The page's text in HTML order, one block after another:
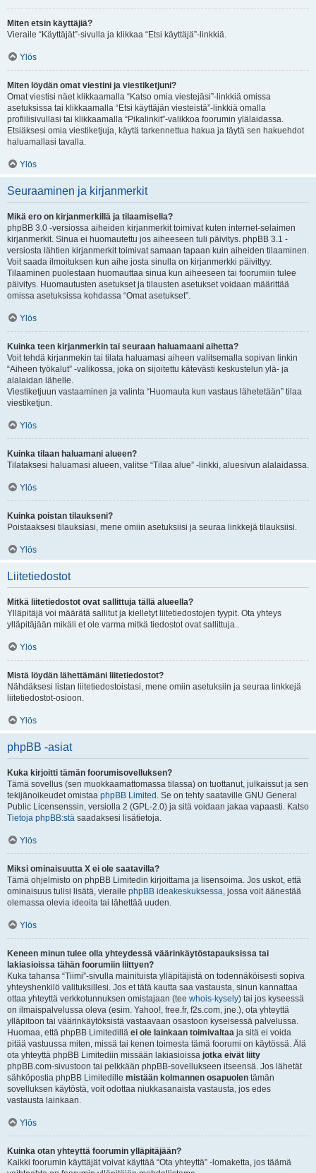
Miten etsin käyttäjiä?
Vieraile “Käyttäjät”-sivulla ja klikkaa “Etsi käyttäjä”-linkkiä.
Ylös
Miten löydän omat viestini ja viestiketjuni?
Omat viestisi näet klikkaamalla “Katso omia viestejäsi”-linkkiä omissa
asetuksissa tai klikkaamalla “Etsi käyttäjän viesteistä”-linkkiä omalla
profiilisivullasi tai klikkaamalla “Pikalinkit”-valikkoa foorumin ylälaidassa.
Etsiäksesi omia viestiketjuja, käytä tarkennettua hakua ja täytä sen hakuehdot
haluamallasi tavalla.
Ylös
Seuraaminen ja kirjanmerkit
Mikä ero on kirjanmerkillä ja tilaamisella?
phpBB 3.0 -versiossa aiheiden kirjanmerkit toimivat kuten internet-selaimen
kirjanmerkit. Sinua ei huomautettu jos aiheeseen tuli päivitys. phpBB 3.1 -
versiosta lähtien kirjanmerkit toimivat samaan tapaan kuin aiheiden tilaaminen.
Voit saada ilmoituksen kun aihe josta sinulla on kirjanmerkki päivittyy.
Tilaaminen puolestaan huomauttaa sinua kun aiheeseen tai foorumiin tulee
päivitys. Huomautusten asetukset ja tilausten asetukset voidaan määrittää
omissa asetuksissa kohdassa “Omat asetukset”.
Ylös
Kuinka teen kirjanmerkin tai seuraan haluamaani aihetta?
Voit tehdä kirjanmekin tai tilata haluamasi aiheen valitsemalla sopivan linkin
“Aiheen työkalut” -valikossa, joka on sijoitettu kätevästi keskustelun ylä- ja
alalaidan lähelle.
Viestiketjuun vastaaminen ja valinta “Huomauta kun vastaus lähetetään” tilaa
viestiketjun.
Ylös
Kuinka tilaan haluamani alueen?
Tilataksesi haluamasi alueen, valitse “Tilaa alue” -linkki, aluesivun alalaidassa.
Ylös
Kuinka poistan tilaukseni?
Poistaaksesi tilauksiasi, mene omiin asetuksiisi ja seuraa linkkejä tilauksiisi.
Ylös
Liitetiedostot
Mitkä liitetiedostot ovat sallittuja tällä alueella?
Ylläpitäjä voi määrätä sallitut ja kielletyt liitetiedostojen tyypit. Ota yhteys
ylläpitäjään mikäli et ole varma mitkä tiedostot ovat sallittuja..
Ylös
Mistä löydän lähettämäni liitetiedostot?
Nähdäksesi listan liitetiedostoistasi, mene omiin asetuksiin ja seuraa linkkejä
liitetiedostot-osioon.
Ylös
phpBB -asiat
Kuka kirjoitti tämän foorumisovelluksen?
Tämä sovellus (sen muokkaamattomassa tilassa) on tuottanut, julkaissut ja sen
tekijänoikeudet omistaa phpBB Limited . Se on tehty saataville GNU General
Public Licensenssin, versiolla 2 (GPL-2.0) ja sitä voidaan jakaa vapaasti. Katso
Tietoja phpBB:stä saadaksesi lisätietoja.
Ylös
Miksi ominaisuutta X ei ole saatavilla?
Tämä ohjelmisto on phpBB Limitedin kirjoittama ja lisensoima. Jos uskot, että
ominaisuus tulisi lisätä, vieraile phpBB ideakeskuksessa, jossa voit äänestää
olemassa olevia ideoita tai lähettää uuden.
Ylös
Keneen minun tulee olla yhteydessä väärinkäytöstapauksissa tai
lakiasioissa tähän foorumiin liittyen?
Kuka tahansa “Tiimi”-sivulla mainituista ylläpitäjistä on todennäköisesti sopiva
yhteyshenkilö valituksillesi. Jos et tätä kautta saa vastausta, sinun kannattaa
ottaa yhteyttä verkkotunnuksen omistajaan (tee whois-kysely) tai jos kyseessä
on ilmaispalvelussa oleva (esim. Yahoo!, free.fr, f2s.com, jne.), ota yhteyttä
ylläpitoon tai väärinkäytöksistä vastaavaan osastoon kyseisessä palvelussa.
Huomaa, että phpBB Limitedillä ei ole lainkaan toimivaltaa ja sitä ei voida
pitää vastuussa miten, missä tai kenen toimesta tämä foorumi on käytössä. Älä
ota yhteyttä phpBB Limitediin missään lakiasioissa jotka eivät liity
phpBB.com-sivustoon tai pelkkään phpBB-sovellukseen itseensä. Jos lähetät
sähköpostia phpBB Limitedille mistään kolmannen osapuolen tämän
sovelluksen käytöstä, voit odottaa niukkasanaista vastausta, jos edes
vastausta lainkaan.
Ylös
Kuinka otan yhteyttä foorumin ylläpitäjään?
Kaikki foorumin käyttäjät voivat käyttää “Ota yhteyttä” -lomaketta, jos täämä